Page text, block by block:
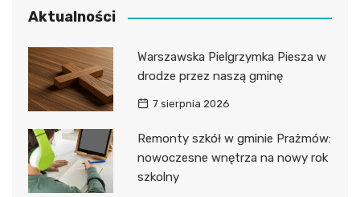
Aktualności
Warszawska Pielgrzymka Piesza w
drodze przez naszą gminę
7 sierpnia 2026
Remonty szkół w gminie Prażmów:
nowoczesne wnętrza na nowy rok
szkolny